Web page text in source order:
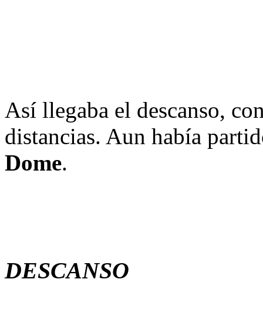
Así llegaba el descanso,
distancias. Aun había
Dome.
DESCANSO